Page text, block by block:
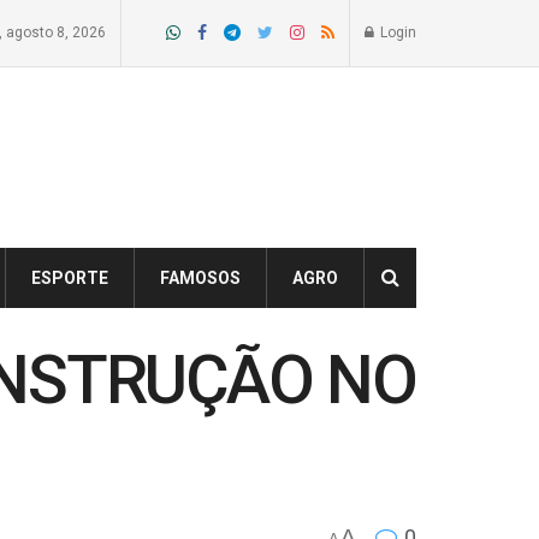
agosto 8, 2026 Login
ESPORTE FAMOSOS AGRO
NO